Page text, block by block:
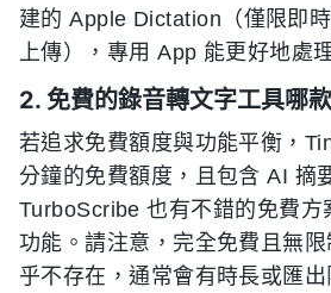
建的 Apple Dictation（僅限即
上傳），專用 App 能更好地處
2. 免費的錄音轉文字工具哪
若追求免費額度與功能平衡，
分鐘的免費額度，且包含 AI 摘
TurboScribe 也有不錯的免費方
功能。請注意，完全免費且無
乎不存在，通常會有時長或匯出